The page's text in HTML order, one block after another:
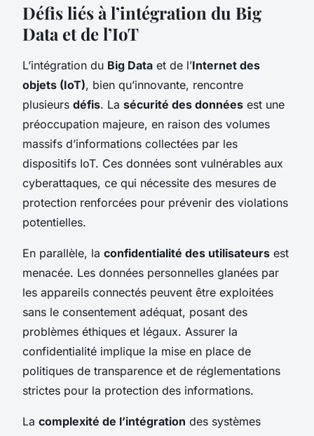
Défis liés à l’intégration du Big
Data et de l’IoT
L’intégration du Big Data et de l’Internet des
objets (IoT), bien qu’innovante, rencontre
plusieurs défis. La sécurité des données est une
préoccupation majeure, en raison des volumes
massifs d’informations collectées par les
dispositifs IoT. Ces données sont vulnérables aux
cyberattaques, ce qui nécessite des mesures de
protection renforcées pour prévenir des violations
potentielles.
En parallèle, la confidentialité des utilisateurs est
menacée. Les données personnelles glanées par
les appareils connectés peuvent être exploitées
sans le consentement adéquat, posant des
problèmes éthiques et légaux. Assurer la
confidentialité implique la mise en place de
politiques de transparence et de réglementations
strictes pour la protection des informations.
La complexité de l’intégration des systèmes